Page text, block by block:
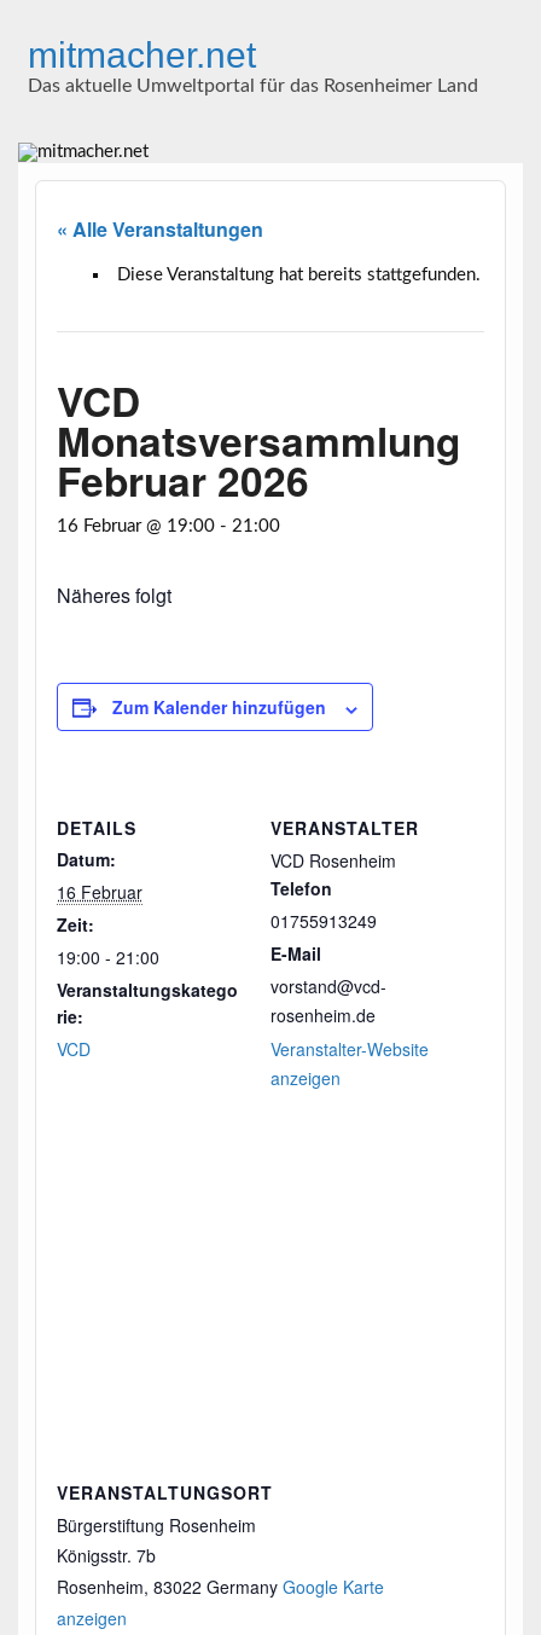
contentmitmacher.net
Das aktuelle Umweltportal für das Rosenheimer Land
« Alle Veranstaltungen
Diese Veranstaltung hat bereits stattgefunden.
VCD
Monatsversammlung
Februar 2026
16 Februar @ 19:00- 21:00
Näheres folgt
Zum Kalender hinzufügen
DETAILS
Datum:
16 Februar
Zeit:
19:00 - 21:00
Veranstaltungskatego
rie:
VCD
VERANSTALTER
VCD Rosenheim
Telefon
01755913249
E-Mail
vorstand@vcd-
rosenheim.de
Veranstalter-Website
anzeigen
VERANSTALTUNGSORT
Bürgerstiftung Rosenheim
Königsstr. 7b
Rosenheim, 83022 Germany Google Karte
anzeigen